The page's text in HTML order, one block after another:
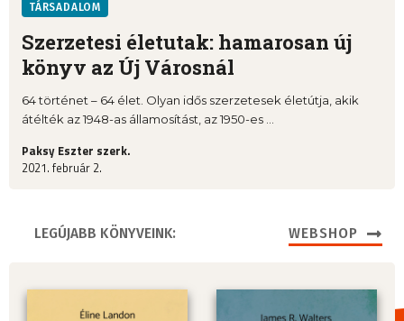
TÁRSADALOM
Szerzetesi életutak: hamarosan új
könyv az Új Városnál
64 történet – 64 élet. Olyan idős szerzetesek életútja, akik
átélték az 1948-as államosítást, az 1950-es ...
Paksy Eszter szerk.
2021. február 2.
LEGÚJABB KÖNYVEINK: WEBSHOP